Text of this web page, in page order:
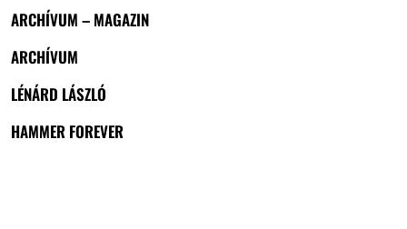
ARCHÍVUM – MAGAZIN
ARCHÍVUM
LÉNÁRD LÁSZLÓ
HAMMER FOREVER